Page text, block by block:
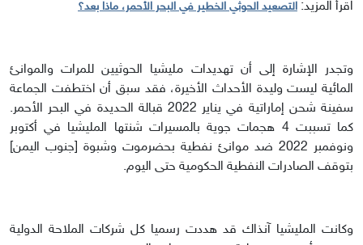
اقرأ المزيد: التصعيد الحوثي الخطير في البحر الأحمر، ماذا بعد؟
وتجدر الإشارة إلى أن تهديدات مليشيا الحوثيين للمرات والموانئ
المائية ليست وليدة الأحداث الأخيرة، فقد سبق أن اختطفت الجماعة
سفينة شحن إماراتية في يناير 2022 قبالة الحديدة في البحر الأحمر.
كما تسببت 4 هجمات جوية بالمسيرات شنتها المليشيا في أكتوبر
ونوفمبر 2022 ضد موانئ نفطية بحضرموت وشبوة [جنوب اليمن]
بتوقف الصادرات النفطية الحكومية حتى اليوم.
وكانت المليشيا آنذاك قد هددت رسميا كل شركات الملاحة الدولية